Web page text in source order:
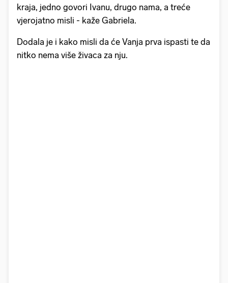
kraja, jedno govori Ivanu, drugo nama, a treće
vjerojatno misli - kaže Gabriela.
Dodala je i kako misli da će Vanja prva ispasti te da
nitko nema više živaca za nju.